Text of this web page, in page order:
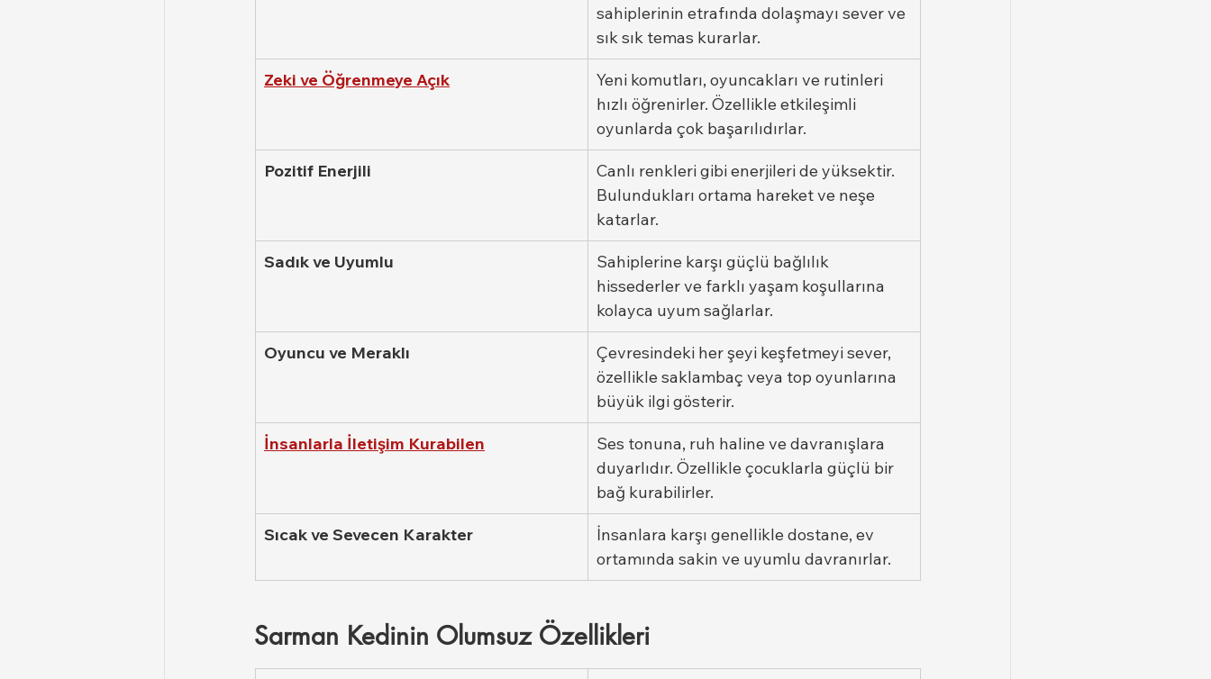
sahiplerinin etrafında dolaşmayı sever ve
sık sık temas kurarlar.
Zeki ve Öğrenmeye Açık
Yeni komutları, oyuncakları ve rutinleri
hızlı öğrenirler. Özellikle etkileşimli
oyunlarda çok başarılıdırlar.
Pozitif Enerjili
Canlı renkleri gibi enerjileri de yüksektir.
Bulundukları ortama hareket ve neşe
katarlar.
Sadık ve Uyumlu
Sahiplerine karşı güçlü bağlılık
hissederler ve farklı yaşam koşullarına
kolayca uyum sağlarlar.
Oyuncu ve Meraklı
Çevresindeki her şeyi keşfetmeyi sever,
özellikle saklambaç veya top oyunlarına
büyük ilgi gösterir.
İnsanlarla İletişim Kurabilen
Ses tonuna, ruh haline ve davranışlara
duyarlıdır. Özellikle çocuklarla güçlü bir
bağ kurabilirler.
Sıcak ve Sevecen Karakter
İnsanlara karşı genellikle dostane, ev
ortamında sakin ve uyumlu davranırlar.
Sarman Kedinin Olumsuz Özellikleri